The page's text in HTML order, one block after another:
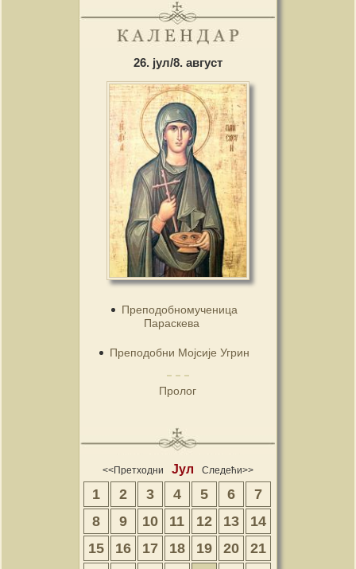
26. јул/8. август
Преподобномученица
Параскева
Преподобни Мојсије Угрин
Пролог
<<Претходни Јул Следећи>>
1 2 3 4 5 6
7
8
9 10 11 12 13
14
15
16 17 18 19 20
21